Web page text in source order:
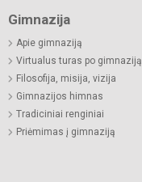
Gimnazija
Apie gimnaziją
Virtualus turas po gimnaziją
Filosofija, misija, vizija
Gimnazijos himnas
Tradiciniai renginiai
Priėmimas į gimnaziją